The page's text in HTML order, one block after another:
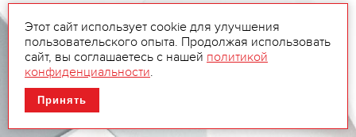
Этот сайт использует cookie для улучшения
пользовательского опыта. Продолжая использовать
сайт, вы соглашаетесь с нашей политикой
конфиденциальности.
Принять